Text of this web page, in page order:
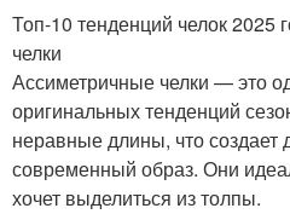
Топ-10 тенденций челок 2025
челки
Ассиметричные челки — это
оригинальных тенденций
неравные длины, что создает
современный образ. Они
хочет выделиться из толпы.